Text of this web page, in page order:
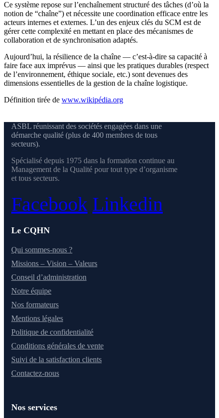
Ce système repose sur l’enchaînement structuré des tâches (d’où la
notion de “chaîne”) et nécessite une coordination efficace entre les
acteurs internes et externes. L’un des enjeux clés du SCM est de
gérer cette complexité en mettant en place des mécanismes de
collaboration et de synchronisation adaptés.
Aujourd’hui, la résilience de la chaîne — c’est-à-dire sa capacité à
faire face aux imprévus — ainsi que les pratiques durables (respect
de l’environnement, éthique sociale, etc.) sont devenues des
dimensions essentielles de la gestion de la chaîne logistique.
Définition tirée de www.wikipédia.org
ASBL réunissant des sociétés engagées dans une
démarche qualité (plus de 400 membres de tous
secteurs).
Spécialisé depuis 1975 dans la formation continue au
Management de la Qualité pour tout type d’organisme
et tous secteurs.
Facebook Linkedin
Le CQHN
Qui sommes-nous ?
Missions – Vision – Valeurs
Conseil d’administration
Notre équipe
Nos formateurs
Mentions légales
Politique de confidentialité
Conditions générales de vente
Suivi de la satisfaction clients
Contactez-nous
Nos services